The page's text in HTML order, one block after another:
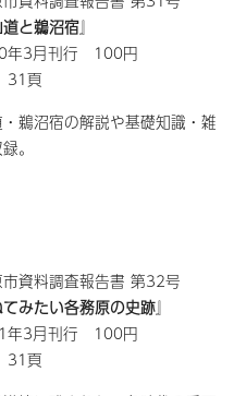
と鵜沼宿』
年3月刊行 100円
頁
鵜沼宿の解説や基礎知識・雑
。
資料調査報告書 第32号
みたい各務原の史跡』
年3月刊行 100円
頁